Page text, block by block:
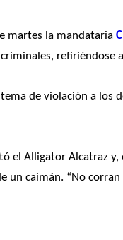
martes la mandataria
refiriéndose
de violación a los
el Alligator Alcatraz
un caimán. “No